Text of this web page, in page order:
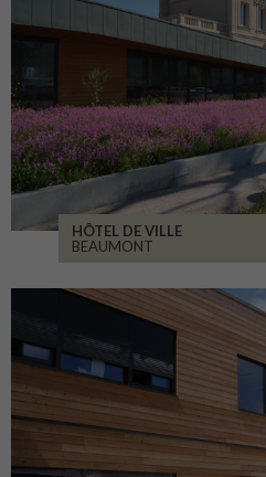
HÔTEL DE VILLE
BEAUMONT